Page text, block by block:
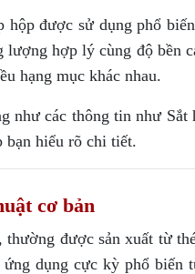
hộp được sử dụng phổ
hợp lý cùng độ bền
hạng mục khác nhau.
như các thông tin như
bạn hiểu rõ chi tiết.
cơ bản
được sản xuất từ
dụng cực kỳ phổ biến